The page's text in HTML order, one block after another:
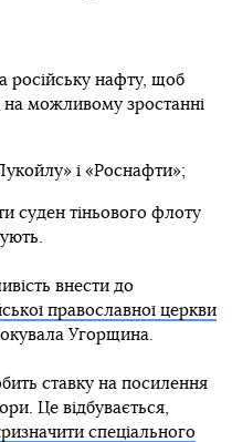
російську нафту, щоб
можливому зростанні
і «Роснафти»;
суден тіньового флоту
внести до
православної церкви
Угорщина.
ставку на посилення
Це відбувається,
спеціального